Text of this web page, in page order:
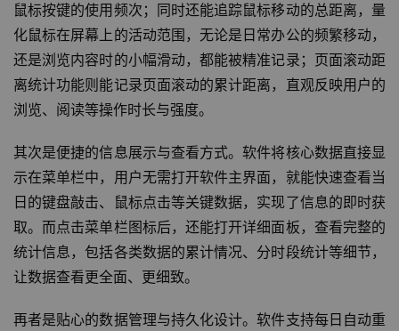
鼠标按键的使用频次；同时还能追踪鼠标移动的总距离，量
化鼠标在屏幕上的活动范围，无论是日常办公的频繁移动，
还是浏览内容时的小幅滑动，都能被精准记录；页面滚动距
离统计功能则能记录页面滚动的累计距离，直观反映用户的
浏览、阅读等操作时长与强度。
其次是便捷的信息展示与查看方式。软件将核心数据直接显
示在菜单栏中，用户无需打开软件主界面，就能快速查看当
日的键盘敲击、鼠标点击等关键数据，实现了信息的即时获
取。而点击菜单栏图标后，还能打开详细面板，查看完整的
统计信息，包括各类数据的累计情况、分时段统计等细节，
让数据查看更全面、更细致。
再者是贴心的数据管理与持久化设计。软件支持每日自动重